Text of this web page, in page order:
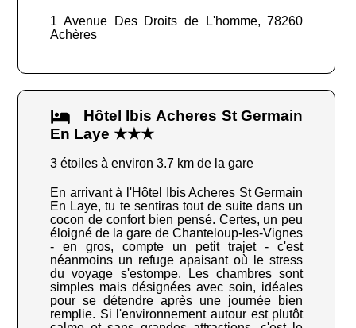
1 Avenue Des Droits de L'homme, 78260
Achères
Hôtel Ibis Acheres St Germain
En Laye ★★★
3 étoiles à environ 3.7 km de la gare
En arrivant à l'Hôtel Ibis Acheres St Germain
En Laye, tu te sentiras tout de suite dans un
cocon de confort bien pensé. Certes, un peu
éloigné de la gare de Chanteloup-les-Vignes
- en gros, compte un petit trajet - c'est
néanmoins un refuge apaisant où le stress
du voyage s'estompe. Les chambres sont
simples mais désignées avec soin, idéales
pour se détendre après une journée bien
remplie. Si l'environnement autour est plutôt